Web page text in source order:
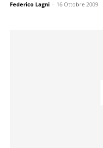
Federico Lagni - 16 Ottobre 2009